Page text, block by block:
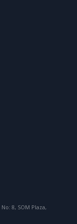
No: 8, SOM Plaza,